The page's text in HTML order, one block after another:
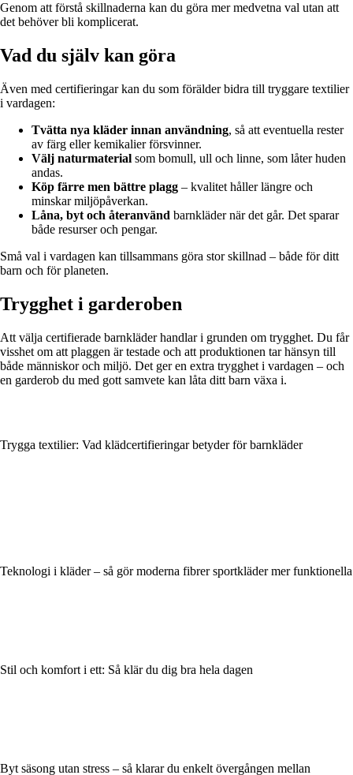
Genom att förstå skillnaderna kan du göra mer medvetna val utan att
det behöver bli komplicerat.
Vad du själv kan göra
Även med certifieringar kan du som förälder bidra till tryggare textilier
i vardagen:
Tvätta nya kläder innan användning, så att eventuella rester
av färg eller kemikalier försvinner.
Välj naturmaterial som bomull, ull och linne, som låter huden
andas.
Köp färre men bättre plagg – kvalitet håller längre och
minskar miljöpåverkan.
Låna, byt och återanvänd barnkläder när det går. Det sparar
både resurser och pengar.
Små val i vardagen kan tillsammans göra stor skillnad – både för ditt
barn och för planeten.
Trygghet i garderoben
Att välja certifierade barnkläder handlar i grunden om trygghet. Du får
visshet om att plaggen är testade och att produktionen tar hänsyn till
både människor och miljö. Det ger en extra trygghet i vardagen – och
en garderob du med gott samvete kan låta ditt barn växa i.
Trygga textilier: Vad klädcertifieringar betyder för barnkläder
Teknologi i kläder – så gör moderna fibrer sportkläder mer funktionella
Stil och komfort i ett: Så klär du dig bra hela dagen
Byt säsong utan stress – så klarar du enkelt övergången mellan